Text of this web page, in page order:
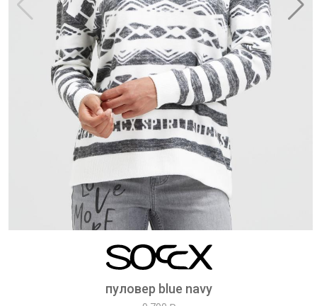
пуловер blue navy